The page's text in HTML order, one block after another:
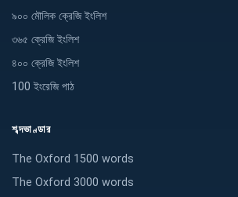
৯০০ মৌলিক ক্রেজি ইংলিশ
৩৬৫ ক্রেজি ইংলিশ
৪০০ ক্রেজি ইংলিশ
100 ইংরেজি পাঠ
শব্দভাণ্ডার
The Oxford 1500 words
The Oxford 3000 words